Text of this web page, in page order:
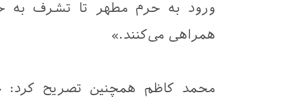
ورود به حرم مطهر تا تشرف به
همراهی می‌کنند.»
محمد کاظم همچنین تصریح کرد: